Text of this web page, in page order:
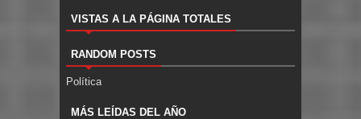
VISTAS A LA PÁGINA TOTALES
RANDOM POSTS
Política
MÁS LEÍDAS DEL AÑO